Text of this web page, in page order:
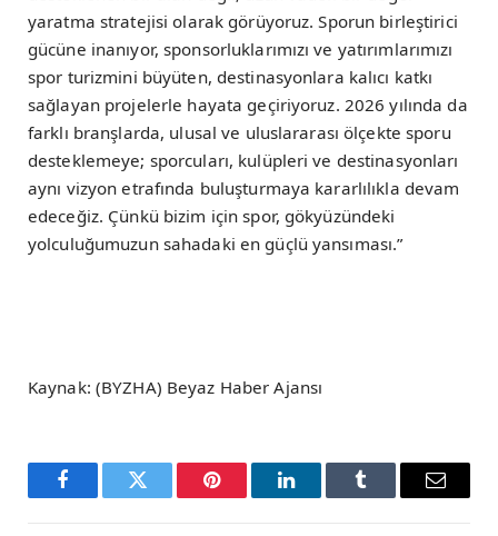
yaratma stratejisi olarak görüyoruz. Sporun birleştirici
gücüne inanıyor, sponsorluklarımızı ve yatırımlarımızı
spor turizmini büyüten, destinasyonlara kalıcı katkı
sağlayan projelerle hayata geçiriyoruz. 2026 yılında da
farklı branşlarda, ulusal ve uluslararası ölçekte sporu
desteklemeye; sporcuları, kulüpleri ve destinasyonları
aynı vizyon etrafında buluşturmaya kararlılıkla devam
edeceğiz. Çünkü bizim için spor, gökyüzündeki
yolculuğumuzun sahadaki en güçlü yansıması.”
Kaynak: (BYZHA) Beyaz Haber Ajansı
FacebookTwitter Pinterest LinkedInTumblr Email